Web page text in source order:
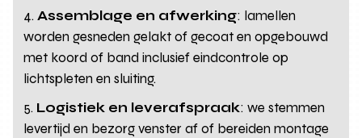
Assemblage en afwerking: lamellen
worden gesneden gelakt of gecoat en opgebouwd
met koord of band inclusief eindcontrole op
lichtspleten en sluiting.
Logistiek en leverafspraak: we stemmen
levertijd en bezorg venster af of bereiden montage